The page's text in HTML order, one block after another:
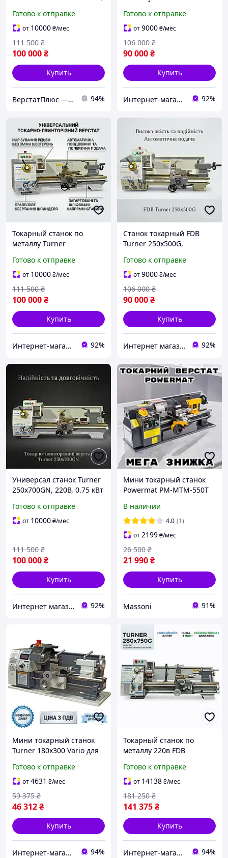
Готово к отправке
от 10000₴/мес
100 000₴
111 500 ₴
Купить
ВерстатПлюс — верстати та обладнання 94%
Готово к отправке
от9000₴/мес
90 000₴
106 000 ₴
Купить
Интернет-магазин ЭлектроХаус 92%
Токарный станок по
металлу Turner
Готово к отправке
от 10000₴/мес
100 000₴
111 500 ₴
Купить
Интернет-магазин ЭлектроХаус 92%
Станок токарный FDB
Turner 250x500G,
Готово к отправке
от9000₴/мес
90 000₴
106 000 ₴
Купить
Интернет магазин "pro100market" 92%
Универсал станок Turner
250x700GN, 220В, 0.75 кВт
Готово к отправке
от 10000₴/мес
100 000₴
111 500 ₴
Купить
Интернет магазин "pro100market" 92%
Мини токарный станок
Powermat PM-MTM-550T
станок для обработки
металла мощностью 550
Вт
В наличии
4.0 (1)
от2199₴/мес
21 990₴
26 500 ₴
Купить
Massoni 91%
Мини токарный станок
Turner 180x300 Vario для
Готово к отправке
от4631 ₴/мес
46 312₴
59 375 ₴
Купить
Интернет-магазин BoomMarket 94%
Токарный станок по
металлу 220в FDB
280х750G, 8 скоростей
Готово к отправке
от 14138₴/мес
141 375₴
181 250 ₴
Купить
Интернет-магазин BoomMarket 94%